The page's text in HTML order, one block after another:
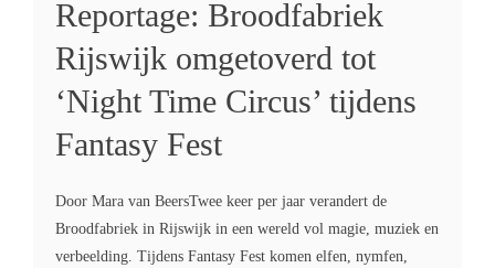
Reportage: Broodfabriek
Rijswijk omgetoverd tot
‘Night Time Circus’ tijdens
Fantasy Fest
Door Mara van BeersTwee keer per jaar verandert de
Broodfabriek in Rijswijk in een wereld vol magie, muziek en
verbeelding. Tijdens Fantasy Fest komen elfen, nymfen,